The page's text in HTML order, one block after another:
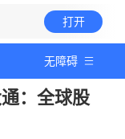
打开
无障碍
：全球股